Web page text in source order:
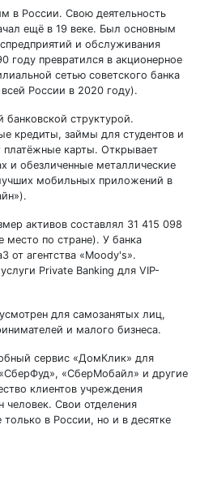
в России. Свою деятельность
ещё в 19 веке. Был основным
и обслуживания
году превратился в акционерное
сетью советского банка
России в 2020 году).
банковской структурой.
кредиты, займы для студентов и
платёжные карты. Открывает
и обезличенные металлические
мобильных приложений в
активов составлял 31 415 098
место по стране). У банка
от агентства «Moody's».
Private Banking для VIP-
для самозанятых лиц,
и малого бизнеса.
сервис «ДомКлик» для
«СберМобайл» и другие
клиентов учреждения
человек. Свои отделения
только в России, но и в десятке